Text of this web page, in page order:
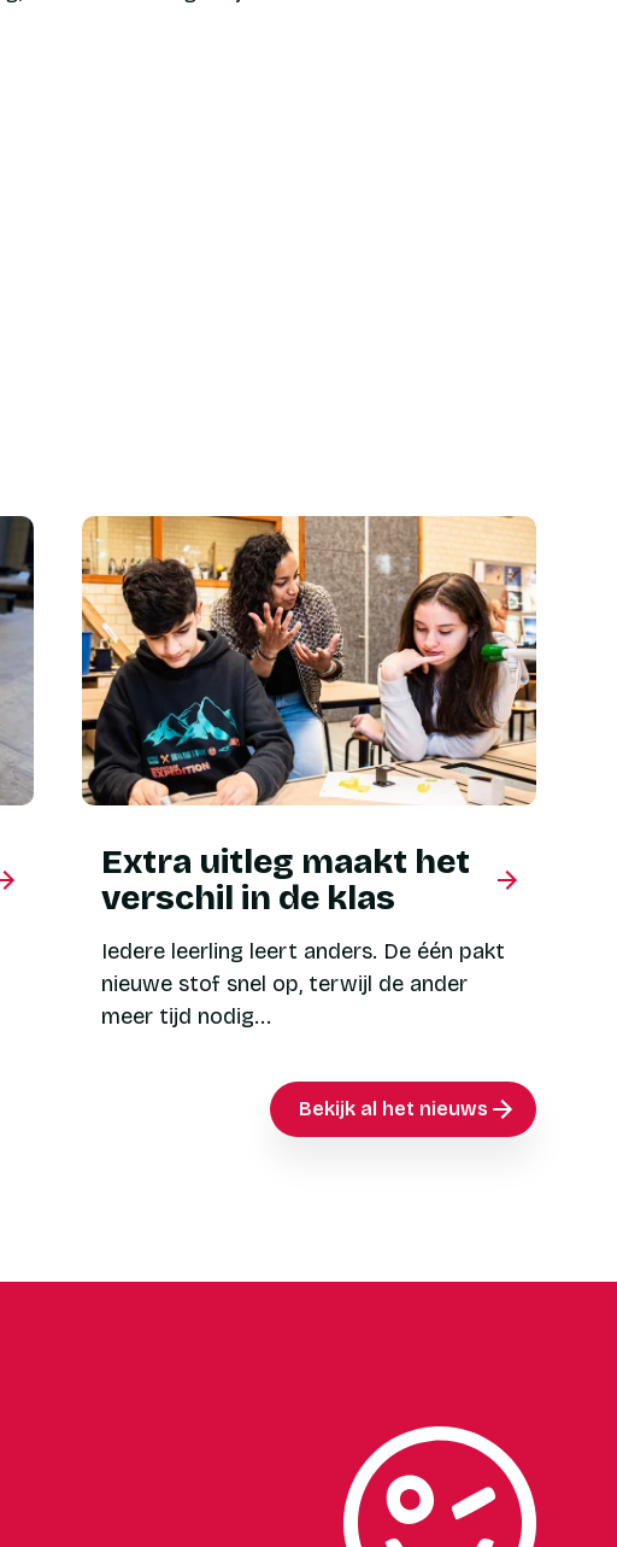
Extra uitleg maakt het
verschil in de klas
Iedere leerling leert anders. De één pakt
nieuwe stof snel op, terwijl de ander
meer tijd nodig...
Bekijk al het nieuws